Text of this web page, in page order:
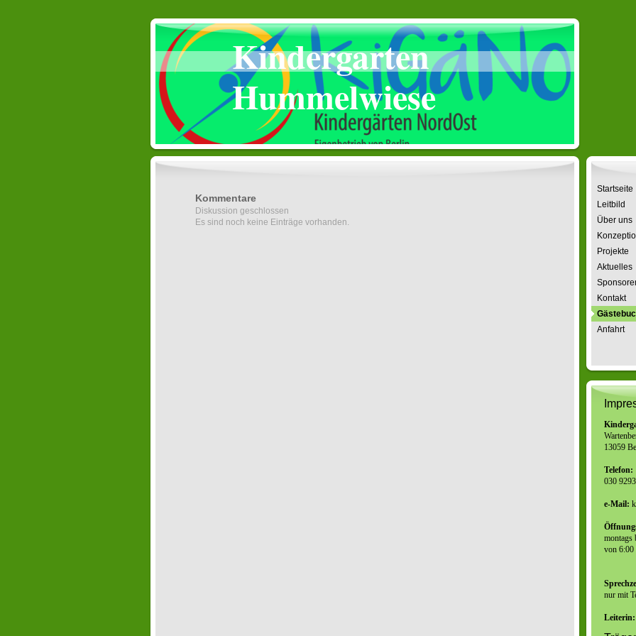
Kindergarten
Hummelwiese
Kommentare
Diskussion geschlossen
Es sind noch keine Einträge vorhanden.
Startseite
Leitbild
Über uns
Projekte
Aktuelles
Kontakt
Anfahrt
13059
Telefon:
030
e-Mail:
montags
von
nur mit
Leiterin: